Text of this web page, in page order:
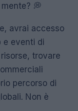
💭
avrai accesso
e eventi di
trovare
percorso di
Non è